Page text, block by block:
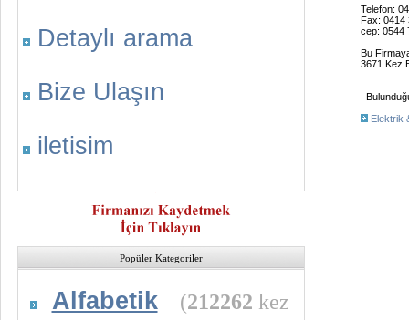
Detaylı arama
Bize Ulaşın
iletisim
Popüler Kategoriler
Alfabetik (212262 kez
Telefon:
Fax: 0414
cep: 0544
Bu
3671 Kez
Elektrik